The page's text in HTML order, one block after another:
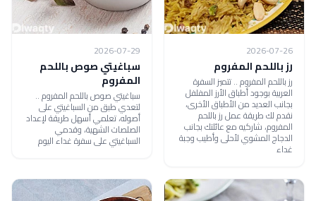
2026-07-26
رز باللحم المفروم
رز باللحم المفروم .. تتميز السفرة
العربية بوجود أطباق الأرز المفلفل
بجانب العديد من الأطباق الأخرى،
نقدم لك طريقة عمل رز باللحم
المفروم، شاركيه مع عائلتك بجانب
الدجاج المشوي لأحلى وأطيب وجبة
غداء
2026-07-29
سباغيتي صوص باللحم
المفروم
سباغيتي صوص باللحم المفروم ..
لتعدي طبق من السباغيتي على
أصوله، تعلمي أسهل طريقة لإعداد
الصلصات الشهية، وقدمي
السباغيتي على سفرة غداء اليوم